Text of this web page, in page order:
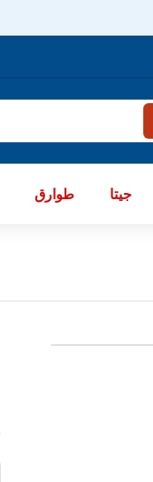
طوارق جيتا